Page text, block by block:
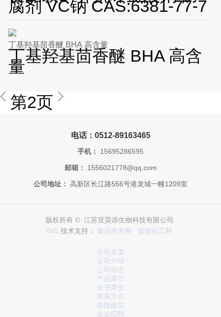
腐剂 VC钠 CAS:6381-77-7
丁基羟基茴香醚 BHA 高含量
丁基羟基茴香醚 BHA 高含
量
第2页
电话：0512-89163465
手机： 15695286595
邮箱： 1556021778@qq.com
公司地址： 高新区长江路556号港龙城一幢1209室
版权所有 © 江苏宜昊添生物科技有限公司
XML 技术支持： 食品商务网 盖德化工网
公司首页
公司介绍
公司动态
产品展厅
证书荣誉
联系方式
在线留言
企业招聘